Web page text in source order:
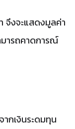
จึงจะแสดงมูลค่า
มารถคาดการณ์
กเงินระดมทุน